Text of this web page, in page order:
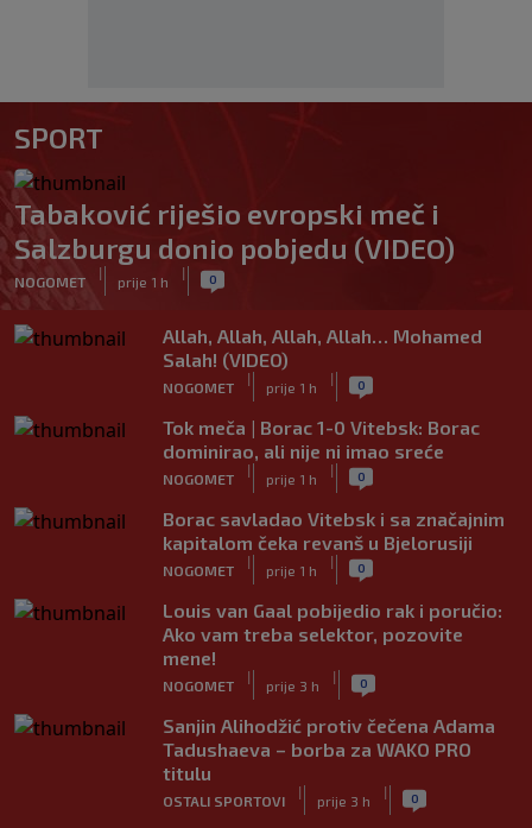
SPORT
Tabaković riješio evropski meč i
Salzburgu donio pobjedu (VIDEO)
NOGOMET
|
prije 1 h
| 0
Allah, Allah, Allah, Allah… Mohamed
Salah! (VIDEO)
NOGOMET
|
prije 1 h
| 0
Tok meča | Borac 1-0 Vitebsk: Borac
dominirao, ali nije ni imao sreće
NOGOMET
|
prije 1 h
| 0
Borac savladao Vitebsk i sa značajnim
kapitalom čeka revanš u Bjelorusiji
NOGOMET
|
prije 1 h
| 0
Louis van Gaal pobijedio rak i poručio:
Ako vam treba selektor, pozovite
mene!
NOGOMET
|
prije 3 h
| 0
Sanjin Alihodžić protiv čečena Adama
Tadushaeva – borba za WAKO PRO
titulu
OSTALI SPORTOVI
|
prije 3 h
| 0